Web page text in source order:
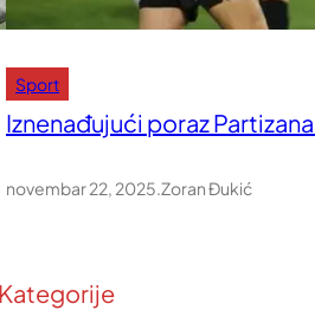
Sport
Iznenađujući poraz
novembar 22, 2025.Zoran Đukić
Kategorije